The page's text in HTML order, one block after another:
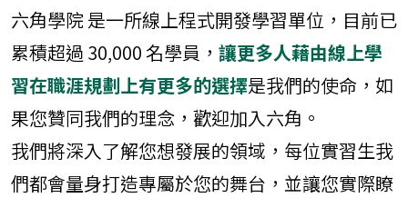
班
【後端工程師學
程】JavaScript
直播班
JS+Vue 前端工程
班
網頁切版直播班
六角學院 是一所線上程式開發學習單位，目前已
累積超過 30,000 名學員， 讓更多人藉由線上學
習在職涯規劃上有更多的選擇是我們的使命，如
果您贊同我們的理念，歡迎加入六角。
我們將深入了解您想發展的領域，每位實習生我
們都會量身打造專屬於您的舞台，並讓您實際瞭